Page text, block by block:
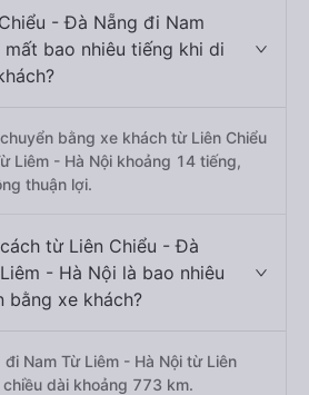
- Đà Nẵng đi Nam
bao nhiêu tiếng khi di
bằng xe khách từ Liên Chiểu
Liêm - Hà Nội khoảng 14 tiếng,
thuận lợi.
từ Liên Chiểu - Đà
- Hà Nội là bao nhiêu
bằng xe khách?
Nam Từ Liêm - Hà Nội từ Liên
dài khoảng 773 km.